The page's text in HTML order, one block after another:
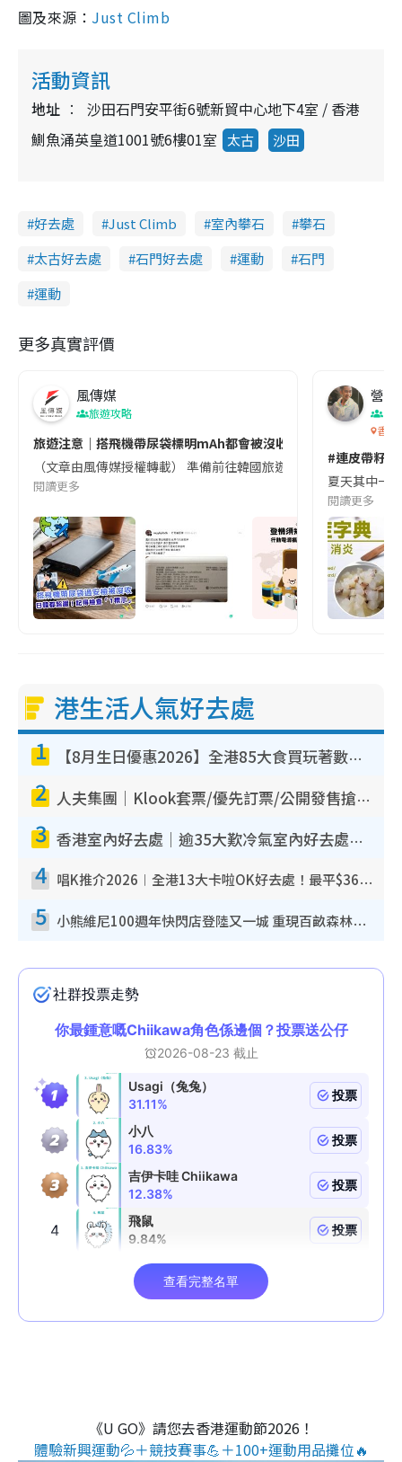
圖及來源： Just Climb
活動資訊
地址
沙田石門安平街6號新貿中心地下4室 / 香港
鰂魚涌英皇道1001號6樓01室
太古 沙田
好去處 Just Climb 室內攀石
攀石
太古好去處
石門好去處 運動
石門
運動
更多真實評價
風傳媒
旅遊攻略
旅遊注意｜搭飛機帶尿袋標明mAh都會被沒收😱出發前切記檢查
（文章由風傳媒授權轉載） 準備前往韓國旅遊的民眾，近期要
閱讀更多
營養
香港
#連皮帶籽
夏天其中一
閱讀更多
港生活人氣好去處
1 【8月生日優惠2026】全港85大食買玩著數攻略 自助餐/火鍋放題同行免費＋誠品/DONKI送現金券
2 人夫集團｜Klook套票/優先訂票/公開發售搶飛攻略！附票價.購票連結.場地座位表
3 香港室內好去處｜逾35大歎冷氣室內好去處推介 室內活動免費避雨無懼落雨
4 唱K推介2026︱全港13大卡啦OK好去處！最平$36起 日文K都有！(附地址+收費詳情)
5 小熊維尼100週年快閃店登陸又一城 重現百畝森林經典場景／獨家限定盲盒登場／專屬DIY香水
《U GO》請您去香港運動節2026！
體驗新興運動💦＋競技賽事💪＋100+運動用品攤位🔥